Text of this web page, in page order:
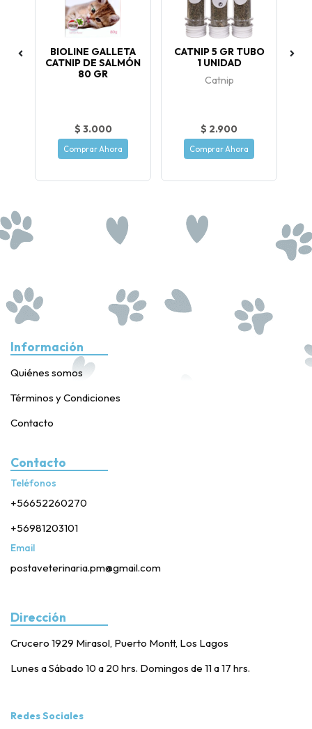
BIOLINE GALLETA
CATNIP DE SALMÓN
80 GR
$ 3.000
Comprar Ahora
CATNIP 5 GR TUBO
1 UNIDAD
Catnip
$ 2.900
Comprar Ahora
Información
Quiénes somos
Términos y Condiciones
Contacto
Contacto
Teléfonos
+56652260270
+56981203101
Email
postaveterinaria.pm@gmail.com
Dirección
Crucero 1929 Mirasol, Puerto Montt, Los Lagos
Lunes a Sábado 10 a 20 hrs. Domingos de 11 a 17 hrs.
Redes Sociales